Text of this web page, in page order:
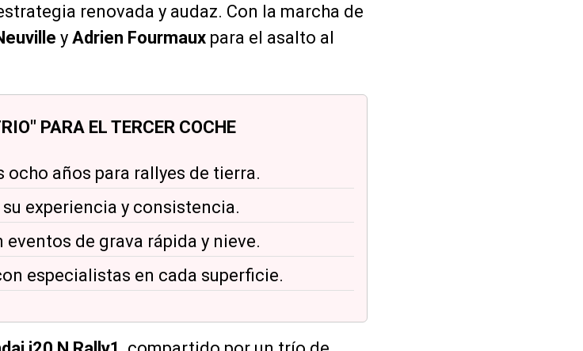
renovada y audaz. Con la marcha de
y Adrien Fourmaux para el asalto al
PARA EL TERCER COCHE
ocho años para rallyes de tierra.
experiencia y consistencia.
eventos de grava rápida y nieve.
especialistas en cada superficie.